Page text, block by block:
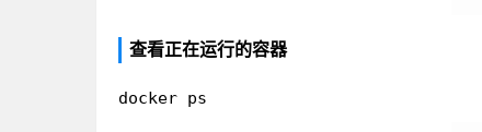
查看正在运行的容器